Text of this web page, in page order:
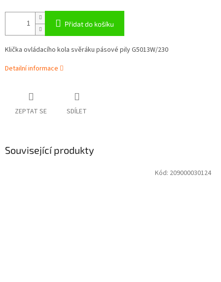
Přidat do košíku
Klička ovládacího kola svěráku pásové pily G5013W/230
Detailní informace
ZEPTAT SE SDÍLET
Související produkty
Kód: 209000030124